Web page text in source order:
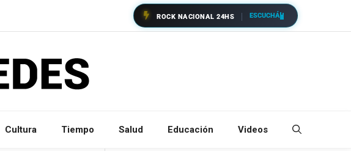
ROCK NACIONAL 24HS ESCUCHÁ
Cultura Tiempo Salud Educación Videos